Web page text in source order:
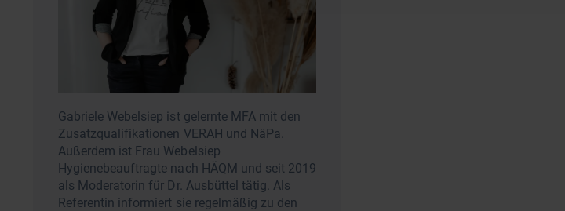
Gabriele Webelsiep ist gelernte MFA mit den
Zusatzqualifikationen VERAH und NäPa.
Außerdem ist Frau Webelsiep
Hygienebeauftragte nach HÄQM und seit 2019
als Moderatorin für Dr. Ausbüttel tätig. Als
Referentin informiert sie regelmäßig zu den